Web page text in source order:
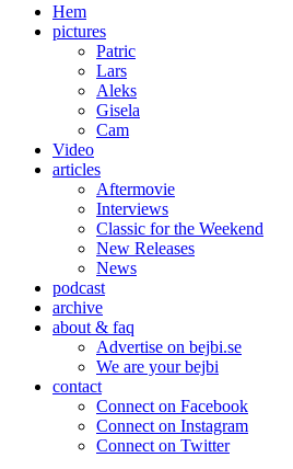
Hem
pictures
Patric
Lars
Aleks
Gisela
Cam
Video
articles
Aftermovie
Interviews
Classic for the Weekend
New Releases
News
podcast
archive
about & faq
Advertise on bejbi.se
We are your bejbi
contact
Connect on Facebook
Connect on Instagram
Connect on Twitter